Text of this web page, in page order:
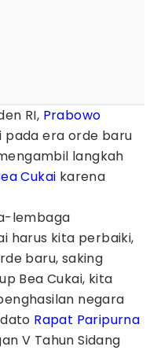
RI, Prabowo
pada era orde baru
langkah
Cukai karena
lembaga
harus kita perbaiki,
baru, saking
Bea Cukai, kita
negara
Rapat Paripurna
V Tahun Sidang